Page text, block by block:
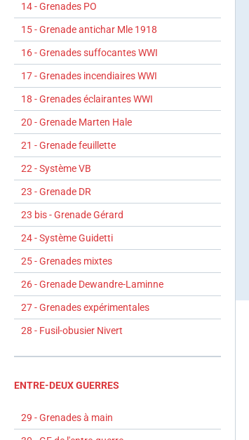
14 - Grenades PO
15 - Grenade antichar Mle 1918
16 - Grenades suffocantes WWI
17 - Grenades incendiaires WWI
18 - Grenades éclairantes WWI
20 - Grenade Marten Hale
21 - Grenade feuillette
22 - Système VB
23 - Grenade DR
23 bis - Grenade Gérard
24 - Système Guidetti
25 - Grenades mixtes
26 - Grenade Dewandre-Laminne
27 - Grenades expérimentales
28 - Fusil-obusier Nivert
ENTRE-DEUX GUERRES
29 - Grenades à main